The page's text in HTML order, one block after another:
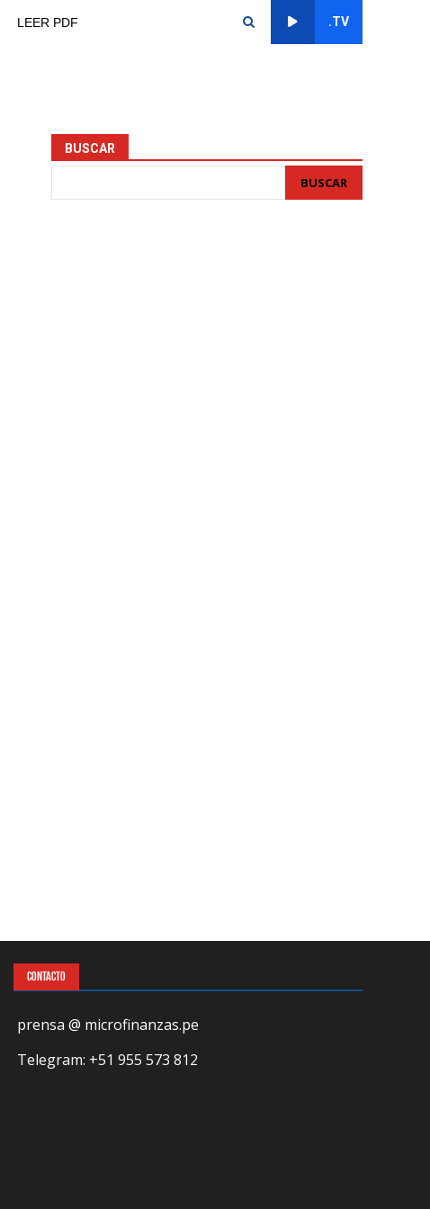
LEER PDF .TV
BUSCAR
BUSCAR
CONTACTO
prensa @ microfinanzas.pe
Telegram: +51 955 573 812